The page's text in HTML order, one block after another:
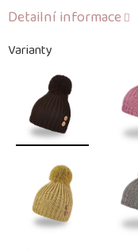
Varianty
Detailní informace